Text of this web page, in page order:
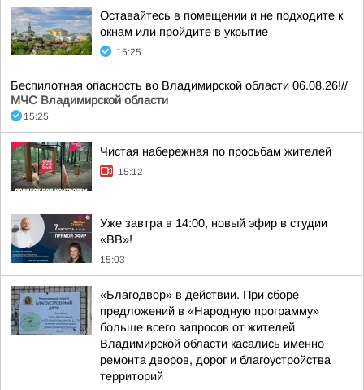
Оставайтесь в помещении и не подходите к
окнам или пройдите в укрытие
15:25
Беспилотная опасность во Владимирской области 06.08.26!//
МЧС Владимирской области
15:25
Чистая набережная по просьбам жителей
15:12
Уже завтра в 14:00, новый эфир в студии
«ВВ»!
15:03
«Благодвор» в действии. При сборе
предложений в «Народную программу»
больше всего запросов от жителей
Владимирской области касались именно
ремонта дворов, дорог и благоустройства
территорий